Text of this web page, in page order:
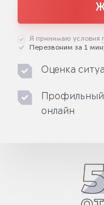
Я принимаю условия
Перезвоним за 1
Оценка
онлайн